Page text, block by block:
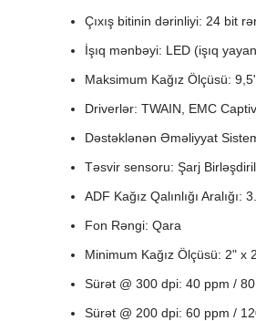
Çıxış bitinin dərinliyi: 24 bit
İşıq mənbəyi: LED (işıq
Maksimum Kağız Ölçüsü:
Driverlər: TWAIN, EMC
Dəstəklənən Əməliyyat
Təsvir sensoru: Şarj
ADF Kağız Qalınlığı Aralığı:
Fon Rəngi: Qara
Minimum Kağız Ölçüsü: 2" x
Sürət @ 300 dpi: 40 ppm /
Sürət @ 200 dpi: 60 ppm /